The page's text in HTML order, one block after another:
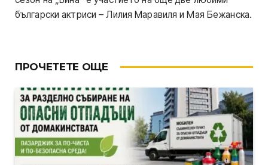
български актриси – Лилия Маравиля и Мая Бежанска.
ПРОЧЕТЕТЕ ОЩЕ